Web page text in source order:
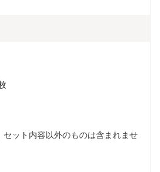
ット内容以外のものは含まれませ